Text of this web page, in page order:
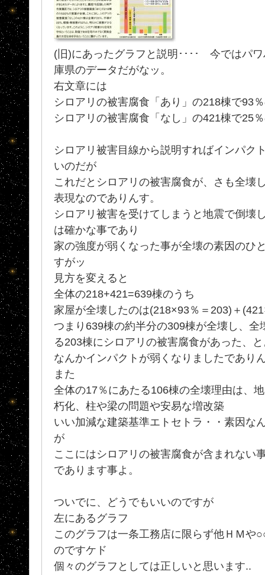
(旧)にあったグラフと説明････ 今ではパ
庫県のデータだがなッ。
右文章には
シロアリの被害腐食「あり」の218棟で93
シロアリの被害腐食「なし」の421棟で25
シロアリ被害目線から説明すればインパク
いのだが
これだとシロアリの被害腐食が、さも全壊
表現なのでありんす。
シロアリ被害を受けてしまうと地震で倒壊
は確かな事であり
家の強度が弱くなった事が全壊の素因のひ
すがッ
見方を変えると
全体の218+421=639棟のうち
家屋が全壊したのは(218×93％＝203)＋
つまり639棟の約半分の309棟が全壊し、
る203棟にシロアリの被害腐食があった、
なんかインパクトが弱くなりましたであり
また
全体の17％にあたる106棟の全壊理由は、
朽化、柱や梁の問題や安易な増改築
いい加減な建築基準エトセトラ・・素因な
が
ここにはシロアリの被害腐食が含まれない
であります事よ。
ついでに、どうでもいいのですが
左にあるグラフ
このグラフは一条工務店に限らず他ＨＭや
のですケド
個々のグラフとしては正しいと思います..